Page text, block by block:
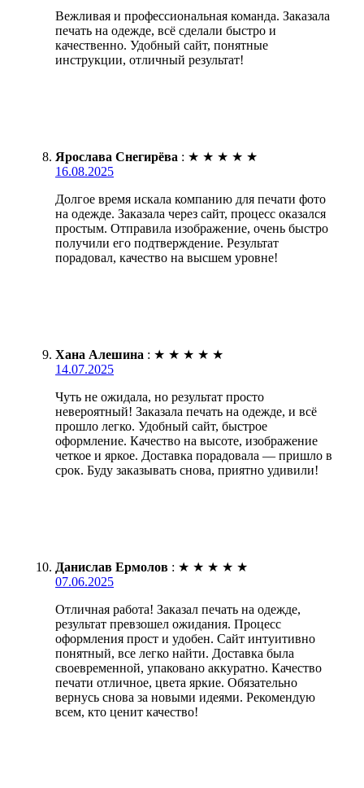
Вежливая и профессиональная команда. Заказала
печать на одежде, всё сделали быстро и
качественно. Удобный сайт, понятные
инструкции, отличный результат!
Ярослава Снегирёва : ★ ★ ★ ★ ★
16.08.2025
Долгое время искала компанию для печати фото
на одежде. Заказала через сайт, процесс оказался
простым. Отправила изображение, очень быстро
получили его подтверждение. Результат
порадовал, качество на высшем уровне!
Хана Алешина : ★ ★ ★ ★ ★
14.07.2025
Чуть не ожидала, но результат просто
невероятный! Заказала печать на одежде, и всё
прошло легко. Удобный сайт, быстрое
оформление. Качество на высоте, изображение
четкое и яркое. Доставка порадовала — пришло в
срок. Буду заказывать снова, приятно удивили!
Данислав Ермолов : ★ ★ ★ ★ ★
07.06.2025
Отличная работа! Заказал печать на одежде,
результат превзошел ожидания. Процесс
оформления прост и удобен. Сайт интуитивно
понятный, все легко найти. Доставка была
своевременной, упаковано аккуратно. Качество
печати отличное, цвета яркие. Обязательно
вернусь снова за новыми идеями. Рекомендую
всем, кто ценит качество!